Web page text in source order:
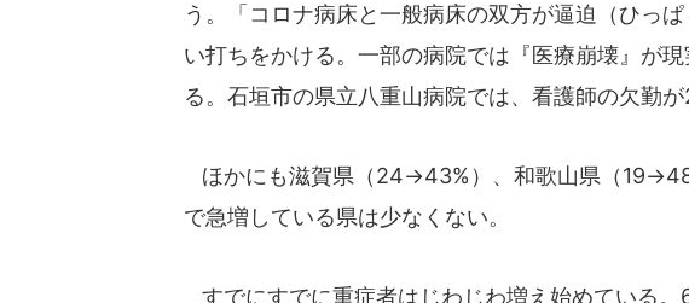
う。「コロナ病床と一般病床の双方が逼迫（ひっ
い打ちをかける。一部の病院では『医療崩壊』が
る。石垣市の県立八重山病院では、看護師の欠勤
ほかにも滋賀県（24→43%）、和歌山県（
で急増している県は少なくない。
すでにすでに重症者はじわじわ増え始めている